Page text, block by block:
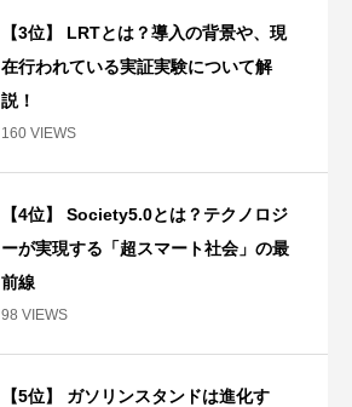
【3位】 LRTとは？導入の背景や、現
在行われている実証実験について解
説！
160 VIEWS
【4位】 Society5.0とは？テクノロジ
ーが実現する「超スマート社会」の最
前線
98 VIEWS
【5位】 ガソリンスタンドは進化す